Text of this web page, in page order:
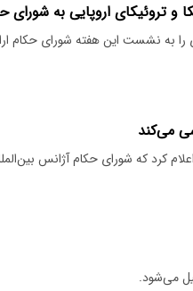
و تروئیکای اروپایی به شورای
را به نشست این هفته شورای حکام
می‌کند
کرد که شورای حکام آژانس
می‌شود.